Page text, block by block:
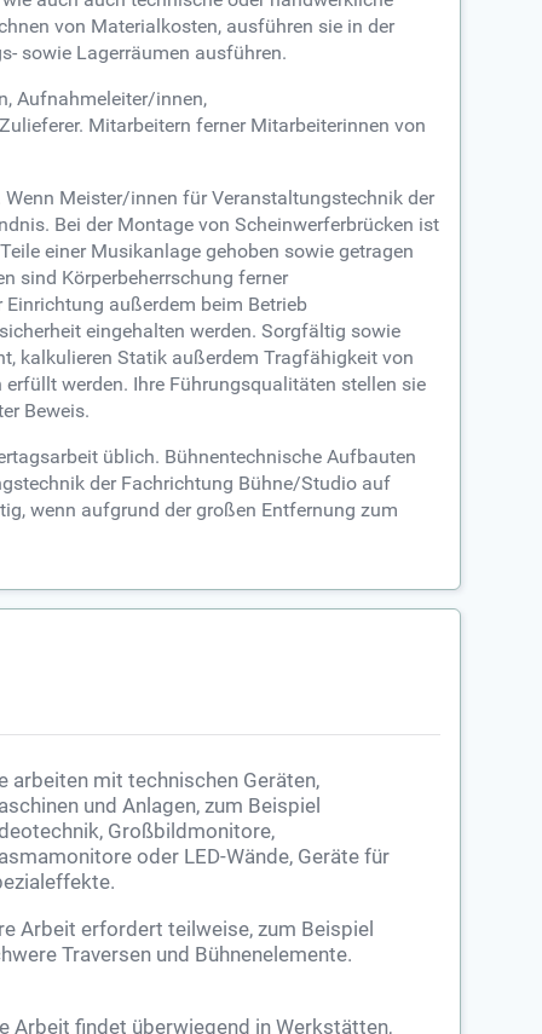
von Materialkosten, ausführen sie in der
sowie Lagerräumen ausführen.
Aufnahmeleiter/innen,
Mitarbeitern ferner Mitarbeiterinnen von
Meister/innen für Veranstaltungstechnik der
Bei der Montage von Scheinwerferbrücken ist
einer Musikanlage gehoben sowie getragen
sind Körperbeherrschung ferner
außerdem beim Betrieb
eingehalten werden. Sorgfältig sowie
kalkulieren Statik außerdem Tragfähigkeit von
werden. Ihre Führungsqualitäten stellen sie
Beweis.
üblich. Bühnentechnische Aufbauten
der Fachrichtung Bühne/Studio auf
wenn aufgrund der großen Entfernung zum
arbeiten mit technischen Geräten,
und Anlagen, zum Beispiel
Großbildmonitore,
oder LED-Wände, Geräte für
Arbeit erfordert teilweise, zum Beispiel
Traversen und Bühnenelemente.
Arbeit findet überwiegend in Werkstätten,